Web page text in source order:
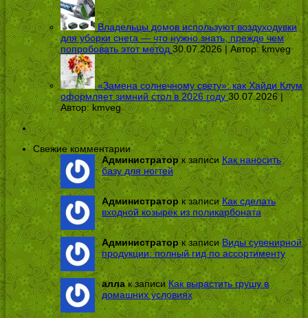
Владельцы домов используют воздуходувки
для уборки снега — что нужно знать, прежде чем
попробовать этот метод 30.07.2026 | Автор:kmveg
«Замена солнечному свету»: как Хайди Клум
оформляет зимний стол в 2026 году 30.07.2026 |
Автор: kmveg
Свежие комментарии
Администраторк записи Как наносить
базу для ногтей
Администратор к записиКак сделать
входной козырек из поликарбоната
Администраторк записиВиды сувенирной
продукции: полный гид по ассортименту
аллак записиКак вырастить грушу в
домашних условиях